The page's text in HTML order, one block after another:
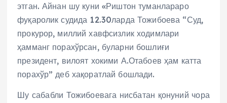
этган. Айнан шу куни «Риштон туманлараро
фуқаролик судида 12.30ларда Тожибоева “Суд,
прокурор, миллий хавфсизлик ходимлари
ҳамманг порахўрсан, буларни бошлиғи
президент, вилоят хокими А.Отабоев ҳам катта
порахўр” деб хақоратлай бошлади.
Шу сабабли Тожибоевага нисбатан қонуний чора